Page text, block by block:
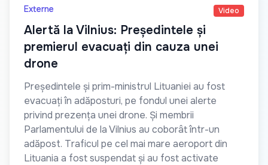
Externe Video
Alertă la Vilnius: Președintele și
premierul evacuați din cauza unei
drone
Președintele și prim-ministrul Lituaniei au fost
evacuați în adăposturi, pe fondul unei alerte
privind prezența unei drone. Și membrii
Parlamentului de la Vilnius au coborât într-un
adăpost. Traficul pe cel mai mare aeroport din
Lituania a fost suspendat și au fost activate